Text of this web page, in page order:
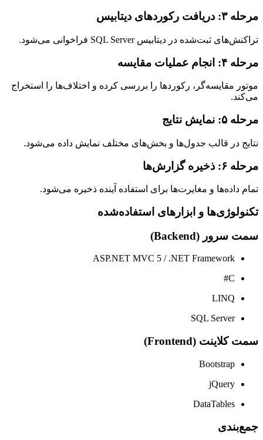
مرحله ۳: دریافت رکوردهای دیتابیس
تراکنش‌های ثبت‌شده در دیتابیس SQL Server فراخوانی می‌شود.
مرحله ۴: انجام عملیات مقایسه
موتور مقایسه‌گر، رکوردها را بررسی کرده و اختلاف‌ها را استخراج
می‌کند.
مرحله ۵: نمایش نتایج
نتایج در قالب جدول‌ها و بخش‌های مختلف نمایش داده می‌شود.
مرحله ۶: ذخیره گزارش‌ها
تمام داده‌ها و مغایرت‌ها برای استفاده آینده ذخیره می‌شود.
تکنولوژی‌ها و ابزارهای استفاده‌شده
سمت سرور (Backend)
ASP.NET MVC 5 / .NET Framework
C#
LINQ
SQL Server
سمت کلاینت (Frontend)
Bootstrap
jQuery
DataTables
جمع‌بندی